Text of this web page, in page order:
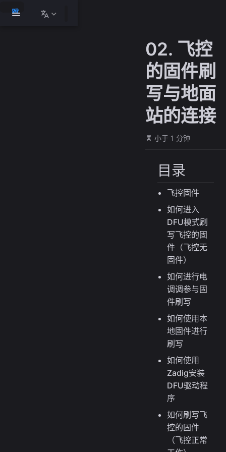
跳
02. 飞控
的固件刷
写与地面
站的连接
小于 1 分钟
目录
飞控固件
如何进入
DFU模式刷
写飞控的固
件（飞控无
固件）
如何进行电
调调参与固
件刷写
如何使用本
地固件进行
刷写
如何使用
Zadig安装
DFU驱动程
序
如何刷写飞
控的固件
（飞控正常